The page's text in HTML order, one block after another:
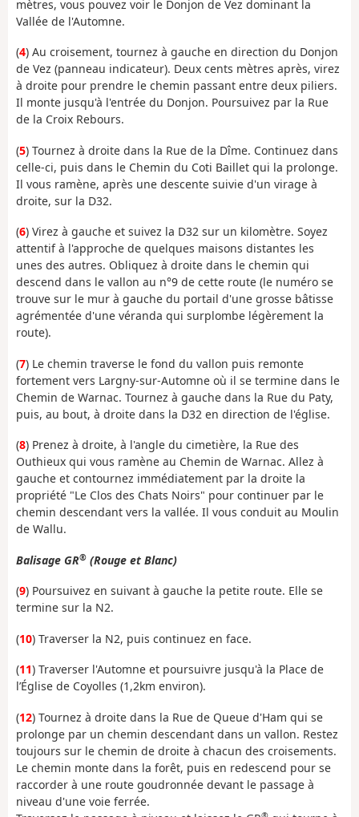
mètres, vous pouvez voir le Donjon de Vez dominant la
Vallée de l'Automne.
(4) Au croisement, tournez à gauche en direction du Donjon
de Vez (panneau indicateur). Deux cents mètres après, virez
à droite pour prendre le chemin passant entre deux piliers.
Il monte jusqu'à l'entrée du Donjon. Poursuivez par la Rue
de la Croix Rebours.
(5) Tournez à droite dans la Rue de la Dîme. Continuez dans
celle-ci, puis dans le Chemin du Coti Baillet qui la prolonge.
Il vous ramène, après une descente suivie d'un virage à
droite, sur la D32.
(6) Virez à gauche et suivez la D32 sur un kilomètre. Soyez
attentif à l'approche de quelques maisons distantes les
unes des autres. Obliquez à droite dans le chemin qui
descend dans le vallon au n°9 de cette route (le numéro se
trouve sur le mur à gauche du portail d'une grosse bâtisse
agrémentée d'une véranda qui surplombe légèrement la
route).
(7) Le chemin traverse le fond du vallon puis remonte
fortement vers Largny-sur-Automne où il se termine dans le
Chemin de Warnac. Tournez à gauche dans la Rue du Paty,
puis, au bout, à droite dans la D32 en direction de l'église.
(8) Prenez à droite, à l'angle du cimetière, la Rue des
Outhieux qui vous ramène au Chemin de Warnac. Allez à
gauche et contournez immédiatement par la droite la
propriété "Le Clos des Chats Noirs" pour continuer par le
chemin descendant vers la vallée. Il vous conduit au Moulin
de Wallu.
Balisage GR® (Rouge et Blanc)
(9) Poursuivez en suivant à gauche la petite route. Elle se
termine sur la N2.
(10) Traverser la N2, puis continuez en face.
(11) Traverser l'Automne et poursuivre jusqu'à la Place de
l’Église de Coyolles (1,2km environ).
(12) Tournez à droite dans la Rue de Queue d'Ham qui se
prolonge par un chemin descendant dans un vallon. Restez
toujours sur le chemin de droite à chacun des croisements.
Le chemin monte dans la forêt, puis en redescend pour se
raccorder à une route goudronnée devant le passage à
niveau d'une voie ferrée.